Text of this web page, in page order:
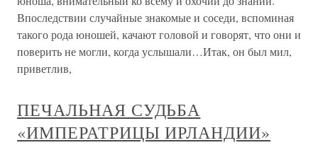
Впоследствии случайные знакомые и соседи, вспоминая
такого рода юношей, качают головой и говорят, что они и
поверить не могли, когда услышали…Итак, он был мил,
приветлив,
ПЕЧАЛЬНАЯ СУДЬБА
«ИМПЕРАТРИЦЫ ИРЛАНДИИ»